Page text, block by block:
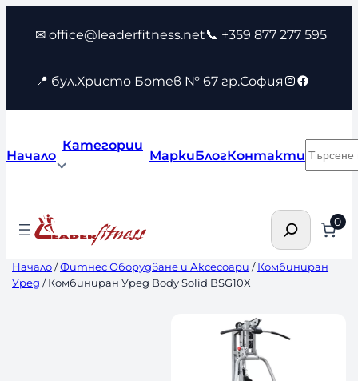
съдържанието
✉ office@leaderfitness.net📞 +359 877 277 595
📍 бул.Христо Ботев № 67 гр.София Instagram
Facebook
Начало
Категории
МаркиБлогКонтакти
Търсене 0
Начало/Фитнес Оборудване и Аксесоари /Комбиниран
Уред / Комбиниран Уред Body Solid BSG10X